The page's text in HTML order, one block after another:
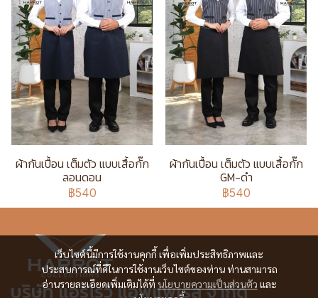
ผ้ากันเปื้อน เต็มตัว แบบเสื้อกั๊ก
ลอนดอน
฿540
ผ้ากันเปื้อน เต็มตัว แบบเสื้อกั๊ก
GM-ดำ
฿540
เว็บไซต์นี้มีการใช้งานคุกกี้ เพื่อเพิ่มประสิทธิภาพและ
ประสบการณ์ที่ดีในการใช้งานเว็บไซต์ของท่าน ท่านสามารถ
อ่านรายละเอียดเพิ่มเติมได้ที่ นโยบายความเป็นส่วนตัว และ
บริษัท แอร์โรว์ แอพแพเรล จำกัด